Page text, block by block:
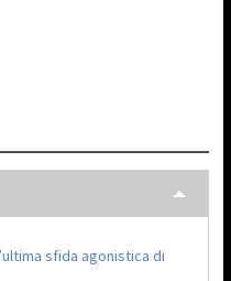
sfida agonistica di